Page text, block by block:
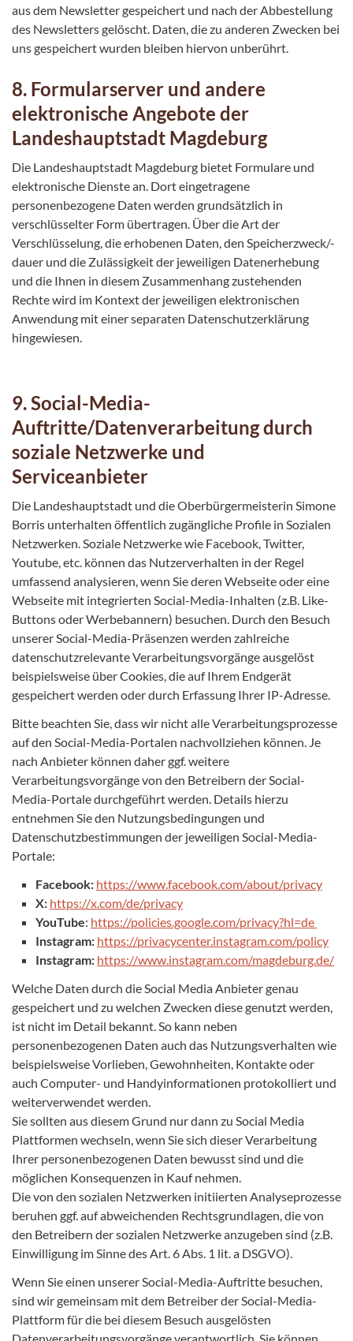
aus dem Newsletter gespeichert und nach der Abbestellung
des Newsletters gelöscht. Daten, die zu anderen Zwecken bei
uns gespeichert wurden bleiben hiervon unberührt.
8. Formularserver und andere
elektronische Angebote der
Landeshauptstadt Magdeburg
Die Landeshauptstadt Magdeburg bietet Formulare und
elektronische Dienste an. Dort eingetragene
personenbezogene Daten werden grundsätzlich in
verschlüsselter Form übertragen. Über die Art der
Verschlüsselung, die erhobenen Daten, den Speicherzweck/-
dauer und die Zulässigkeit der jeweiligen Datenerhebung
und die Ihnen in diesem Zusammenhang zustehenden
Rechte wird im Kontext der jeweiligen elektronischen
Anwendung mit einer separaten Datenschutzerklärung
hingewiesen.
9. Social-Media-
Auftritte/Datenverarbeitung durch
soziale Netzwerke und
Serviceanbieter
Die Landeshauptstadt und die Oberbürgermeisterin Simone
Borris unterhalten öffentlich zugängliche Profile in Sozialen
Netzwerken. Soziale Netzwerke wie Facebook, Twitter,
Youtube, etc. können das Nutzerverhalten in der Regel
umfassend analysieren, wenn Sie deren Webseite oder eine
Webseite mit integrierten Social-Media-Inhalten (z.B. Like-
Buttons oder Werbebannern) besuchen. Durch den Besuch
unserer Social-Media-Präsenzen werden zahlreiche
datenschutzrelevante Verarbeitungsvorgänge ausgelöst
beispielsweise über Cookies, die auf Ihrem Endgerät
gespeichert werden oder durch Erfassung Ihrer IP-Adresse.
Bitte beachten Sie, dass wir nicht alle Verarbeitungsprozesse
auf den Social-Media-Portalen nachvollziehen können. Je
nach Anbieter können daher ggf. weitere
Verarbeitungsvorgänge von den Betreibern der Social-
Media-Portale durchgeführt werden. Details hierzu
entnehmen Sie den Nutzungsbedingungen und
Datenschutzbestimmungen der jeweiligen Social-Media-
Portale:
Facebook: https://www.facebook.com/about/privacy
X: https://x.com/de/privacy
YouTube: https://policies.google.com/privacy?hl=de
Instagram: https://privacycenter.instagram.com/policy
Instagram: https://www.instagram.com/magdeburg.de/
Welche Daten durch die Social Media Anbieter genau
gespeichert und zu welchen Zwecken diese genutzt werden,
ist nicht im Detail bekannt. So kann neben
personenbezogenen Daten auch das Nutzungsverhalten wie
beispielsweise Vorlieben, Gewohnheiten, Kontakte oder
auch Computer- und Handyinformationen protokolliert und
weiterverwendet werden.
Sie sollten aus diesem Grund nur dann zu Social Media
Plattformen wechseln, wenn Sie sich dieser Verarbeitung
Ihrer personenbezogenen Daten bewusst sind und die
möglichen Konsequenzen in Kauf nehmen.
Die von den sozialen Netzwerken initiierten Analyseprozesse
beruhen ggf. auf abweichenden Rechtsgrundlagen, die von
den Betreibern der sozialen Netzwerke anzugeben sind (z.B.
Einwilligung im Sinne des Art. 6 Abs. 1 lit. a DSGVO).
Wenn Sie einen unserer Social-Media-Auftritte besuchen,
sind wir gemeinsam mit dem Betreiber der Social-Media-
Plattform für die bei diesem Besuch ausgelösten
Datenverarbeitungsvorgänge verantwortlich. Sie können